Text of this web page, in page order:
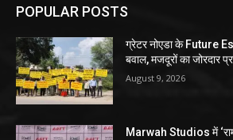
POPULAR POSTS
ग्रेटर नोएडा के Future
बवाल, मजदूरों का जोरदार
August 9, 2026
Marwah Studios में